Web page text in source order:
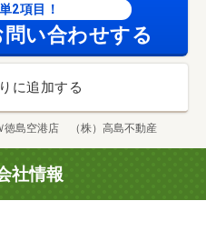
2項目！
い合わせする
に追加する
徳島空港店 （株）高島不動産
社情報